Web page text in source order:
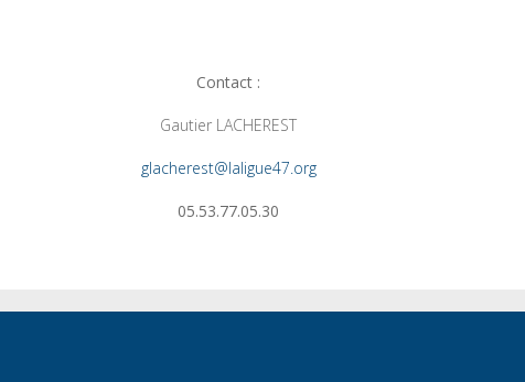
Contact :
Gautier LACHEREST
glacherest@laligue47.org
05.53.77.05.30